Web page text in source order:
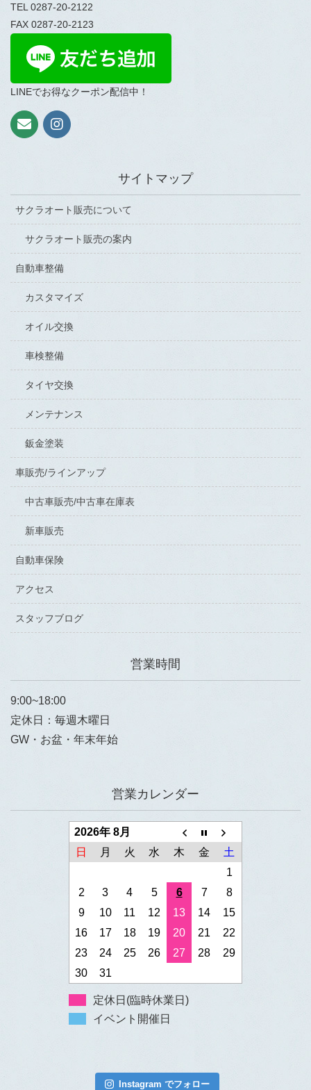
TEL 0287-20-2122
FAX 0287-20-2123
LINEでお得なクーポン配信中！
サイトマップ
サクラオート販売について
サクラオート販売の案内
自動車整備
カスタマイズ
オイル交換
車検整備
タイヤ交換
メンテナンス
鈑金塗装
車販売/ラインアップ
中古車販売/中古車在庫表
新車販売
自動車保険
アクセス
スタッフブログ
営業時間
9:00~18:00
定休日：毎週木曜日
GW・お盆・年末年始
営業カレンダー
2026年 8月
日
月 火 水 木 金
土
1
2
3 4 5 6 7
8
9
10 11 12 13 14
15
16
17 18 19 20 21
22
23
24 25 26 27 28
29
30
31
定休日(臨時休業日)
イベント開催日
Instagram でフォロー